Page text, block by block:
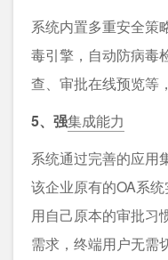
系统内置多重安全策
毒引擎，自动防病毒
查、审批在线预览等
5、强集成能力
系统通过完善的应用
该企业原有的OA系
用自己原本的审批习
需求，终端用户无需